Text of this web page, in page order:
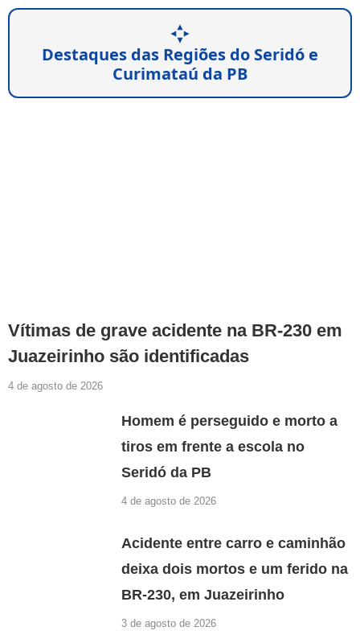
Destaques das Regiões do Seridó e
Curimataú da PB
Vítimas de grave acidente na BR-230 em
Juazeirinho são identificadas
4 de agosto de 2026
Homem é perseguido e morto a
tiros em frente a escola no
Seridó da PB
4 de agosto de 2026
Acidente entre carro e caminhão
deixa dois mortos e um ferido na
BR-230, em Juazeirinho
3 de agosto de 2026